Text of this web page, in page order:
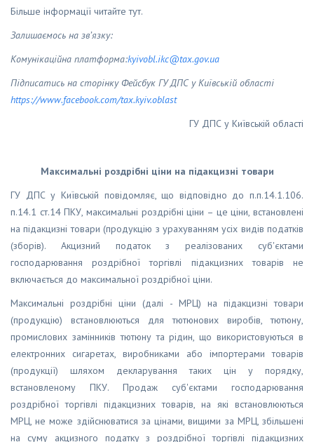
Більше інформації читайте тут.
Залишаємось на зв’язку:
Комунікаційна платформа:kyivobl.ikc@tax.gov.ua
Підписатись на сторінку Фейсбук ГУ ДПС у Київській області
https://www.facebook.com/tax.kyiv.oblast
ГУ ДПС у Київській області
Максимальні роздрібні ціни на підакцизні товари
ГУ ДПС у Київській повідомляє, що відповідно до п.п.14.1.106.
п.14.1 ст.14 ПКУ, максимальні роздрібні ціни – це ціни, встановлені
на підакцизні товари (продукцію з урахуванням усіх видів податків
(зборів). Акцизний податок з реалізованих суб'єктами
господарювання роздрібної торгівлі підакцизних товарів не
включається до максимальної роздрібної ціни.
Максимальні роздрібні ціни (далі - МРЦ) на підакцизні товари
(продукцію) встановлюються для тютюнових виробів, тютюну,
промислових замінників тютюну та рідин, що використовуються в
електронних сигаретах, виробниками або імпортерами товарів
(продукції) шляхом декларування таких цін у порядку,
встановленому ПКУ. Продаж суб'єктами господарювання
роздрібної торгівлі підакцизних товарів, на які встановлюються
МРЦ, не може здійснюватися за цінами, вищими за МРЦ, збільшені
на суму акцизного податку з роздрібної торгівлі підакцизних